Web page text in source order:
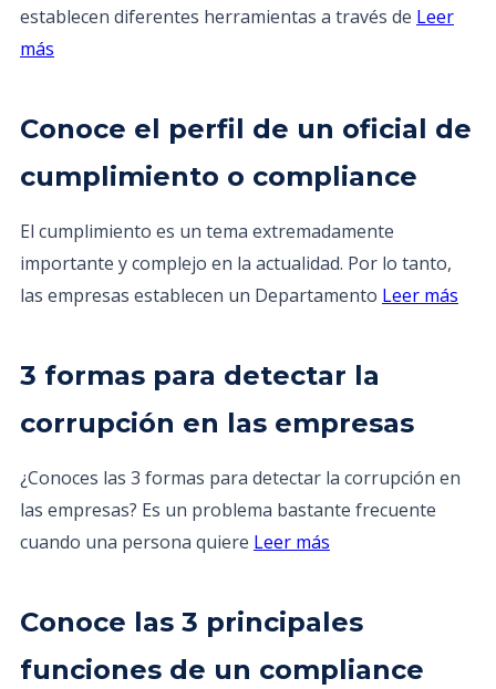
establecen diferentes herramientas a través de Leer
más
Conoce el perfil de un oficial de
cumplimiento o compliance
El cumplimiento es un tema extremadamente
importante y complejo en la actualidad. Por lo tanto,
las empresas establecen un Departamento Leer más
3 formas para detectar la
corrupción en las empresas
¿Conoces las 3 formas para detectar la corrupción en
las empresas? Es un problema bastante frecuente
cuando una persona quiere Leer más
Conoce las 3 principales
funciones de un compliance